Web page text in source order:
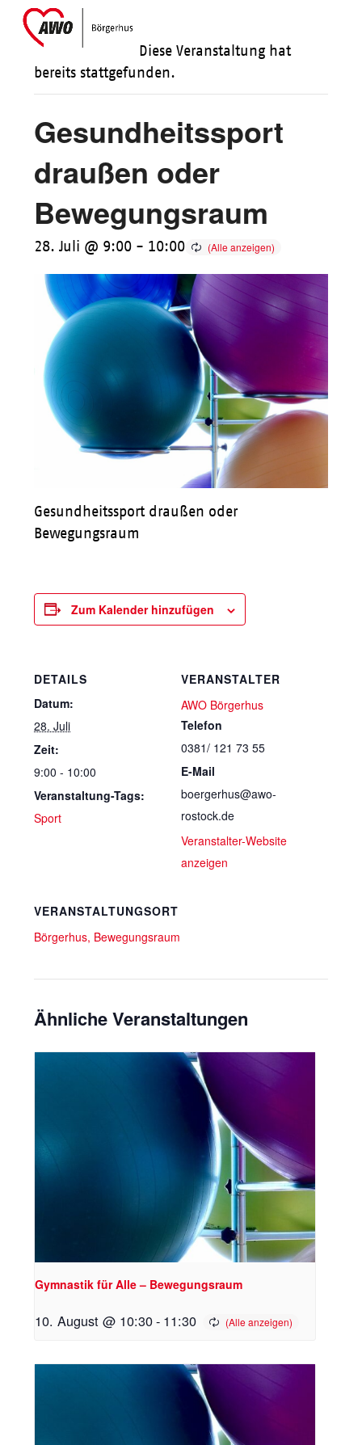
SkipOpen
mobile
Close
mobile
Diese Veranstaltung hat
bereits stattgefunden.
Gesundheitssport
draußen oder
Bewegungsraum
28. Juli @ 9:00 - 10:00
Gesundheitssport draußen oder
Bewegungsraum
Zum Kalender hinzufügen
DETAILS
Datum:
28. Juli
Zeit:
9:00 - 10:00
Veranstaltung-Tags:
Sport
VERANSTALTER
AWO Börgerhus
Telefon
0381/ 121 73 55
E-Mail
boergerhus@awo-
rostock.de
Veranstalter-Website
anzeigen
VERANSTALTUNGSORT
Börgerhus, Bewegungsraum
Ähnliche Veranstaltungen
Gymnastik für Alle – Bewegungsraum
10. August @ 10:30- 11:30